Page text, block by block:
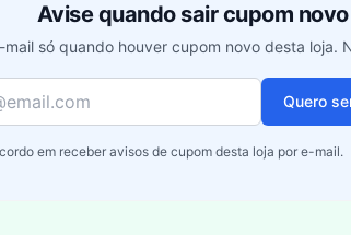
Avise quando sair cupom novo
mail só quando houver cupom novo desta loja.
Quero
em receber avisos de cupom desta loja por e-mail.